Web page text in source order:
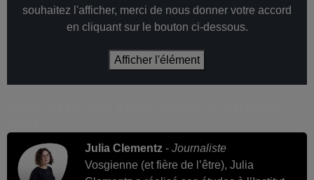
souhaitez l'afficher, merci de nous donner votre accord
en cliquant sur le bouton ci-dessous.
Afficher l'élément
Julia Clementz - Journaliste
Vosgienne (et fière de l’être), Julia